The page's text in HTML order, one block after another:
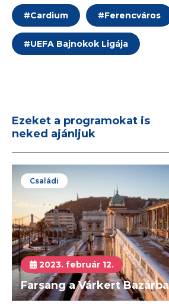
#Cardium #Ferencváros
#UEFA Bajnokok Ligája
Ezeket a programokat is
neked ajánljuk
Családi
2023. február 12.
Farsang a Várkert